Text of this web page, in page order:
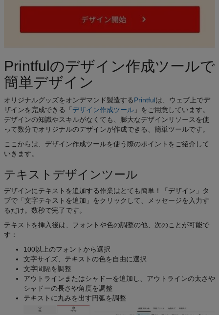
Printfulのデザイン作成ツールで
簡単デザイン
オリジナルグッズをオンデマンド製造するPrintfulは、ウェブ上でデ
ザインを完成できる「 デザイン作成ツール 」をご用意しています。
デザインの知識やスキルがなくても、膨大なデザインリソースを使
って数分でオリジナルのデザインが作成できる、簡単ツールです。
ここからは、デザイン作成ツールを使う際のポイントをご紹介して
いきます。
テキストデザインツール
デザインにテキストを追加する作業はとても簡単！「デザイン」タ
ブで「文字テキストを追加」をクリックして、メッセージを入力す
るだけ。数秒で完了です。
テキストを挿入後は、フォントや色の調整の他、次のことが可能で
す：
100以上のフォントから選択
文字サイズ、テキストの色を自由に選択
文字間隔を調整
アウトラインまたはシャドーを追加し、アウトラインの太さや
シャドーの長さや角度を調整
テキストに丸みを出す円弧を調整